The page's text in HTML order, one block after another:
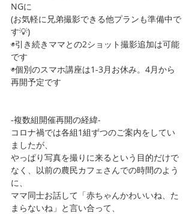
NGに
(お気軽に兄弟撮影できる他プランも準備中で
す💡)
◉引き続きママとの2ショット撮影追加は可能
です
◉個別のスマホ講座は1-3月お休み。4月から
再開予定です
-複数組開催再開の経緯-
コロナ禍では各組1組ずつのご案内をしてい
ましたが、
やっぱり写真を撮りに来るという目的だけで
なく、以前の農民カフェさんでの時間のよう
に、
ママ同士お話して「赤ちゃんかわいいね、た
まらないね」と言い合って、